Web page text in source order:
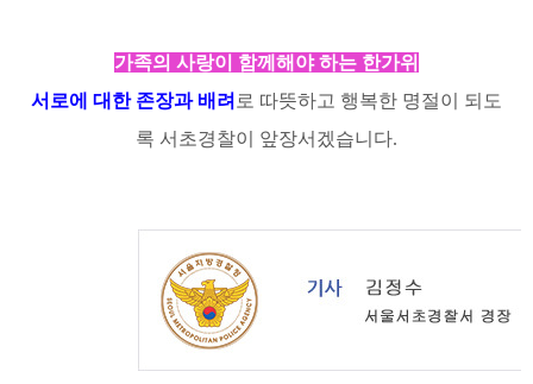
가족의 사랑이 함께해야 하는 한가위
서로에 대한 존장과 배려 로 따뜻하고 행복한 명절이 되도
록 서초경찰이 앞장서겠습니다.